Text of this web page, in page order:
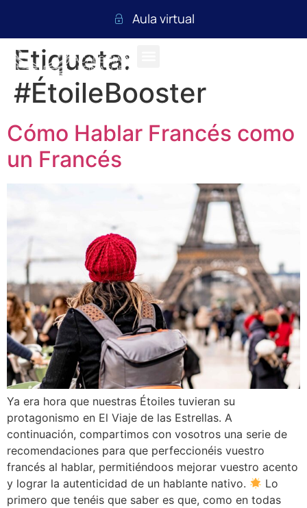
Aula virtual
Etiqueta:
#ÉtoileBooster
Cómo Hablar Francés como
un Francés
Ya era hora que nuestras Étoiles tuvieran su
protagonismo en El Viaje de las Estrellas. A
continuación, compartimos con vosotros una serie de
recomendaciones para que perfeccionéis vuestro
francés al hablar, permitiéndoos mejorar vuestro acento
y lograr la autenticidad de un hablante nativo.
Lo
primero que tenéis que saber es que, como en todas